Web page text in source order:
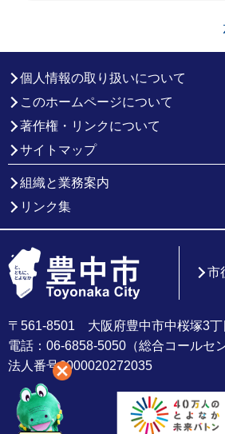
個人情報の取り扱いについて
このホームページについて
著作権・リンクについて
サイトマップ
組織と業務案内
リンク集
〒561-8501 大阪府豊中市中桜塚3丁
電話：06-6858-5050（総合コールセ
法人番号6000020272035
市